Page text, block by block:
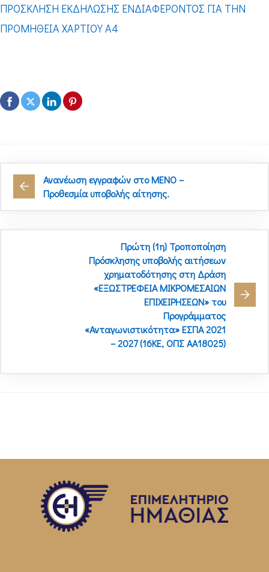
ΠΡΟΣΚΛΗΣΗ ΕΚΔΗΛΩΣΗΣ ΕΝΔΙΑΦΕΡΟΝΤΟΣ ΓΙΑ ΤΗΝ
ΠΡΟΜΗΘΕΙΑ ΧΑΡΤΙΟΥ Α4
Ανανέωση εγγραφών στο ΜΕΝΟ –
Προθεσμία υποβολής αίτησης.
Πρώτη (1η) Τροποποίηση
Πρόσκλησης υποβολής αιτήσεων
χρηματοδότησης στη Δράση
«ΕΞΩΣΤΡΕΦΕΙΑ ΜΙΚΡΟΜΕΣΑΙΩΝ
ΕΠΙΧΕΙΡΗΣΕΩΝ» του
Προγράμματος
«Ανταγωνιστικότητα» ΕΣΠΑ 2021
– 2027 (16ΚΕ, ΟΠΣ ΑΑ18025)